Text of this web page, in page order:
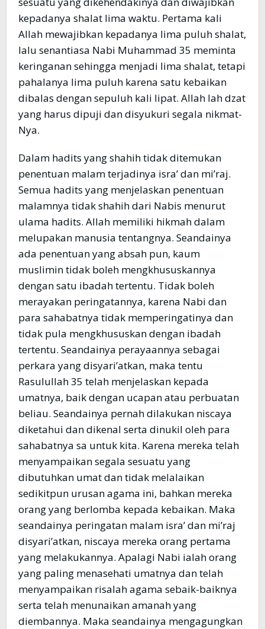
kepadanya shalat lima waktu. Pertama kali
Allah mewajibkan kepadanya lima puluh shalat,
lalu senantiasa Nabi Muhammad 35 meminta
keringanan sehingga menjadi lima shalat, tetapi
pahalanya lima puluh karena satu kebaikan
dibalas dengan sepuluh kali lipat. Allah lah dzat
yang harus dipuji dan disyukuri segala nikmat-
Nya.
Dalam hadits yang shahih tidak ditemukan
penentuan malam terjadinya isra’ dan mi’raj.
Semua hadits yang menjelaskan penentuan
malamnya tidak shahih dari Nabis menurut
ulama hadits. Allah memiliki hikmah dalam
melupakan manusia tentangnya. Seandainya
ada penentuan yang absah pun, kaum
muslimin tidak boleh mengkhususkannya
dengan satu ibadah tertentu. Tidak boleh
merayakan peringatannya, karena Nabi dan
para sahabatnya tidak memperingatinya dan
tidak pula mengkhususkan dengan ibadah
tertentu. Seandainya perayaannya sebagai
perkara yang disyari’atkan, maka tentu
Rasulullah 35 telah menjelaskan kepada
umatnya, baik dengan ucapan atau perbuatan
beliau. Seandainya pernah dilakukan niscaya
diketahui dan dikenal serta dinukil oleh para
sahabatnya sa untuk kita. Karena mereka telah
menyampaikan segala sesuatu yang
dibutuhkan umat dan tidak melalaikan
sedikitpun urusan agama ini, bahkan mereka
orang yang berlomba kepada kebaikan. Maka
seandainya peringatan malam isra’ dan mi’raj
disyari’atkan, niscaya mereka orang pertama
yang melakukannya. Apalagi Nabi ialah orang
yang paling menasehati umatnya dan telah
menyampaikan risalah agama sebaik-baiknya
serta telah menunaikan amanah yang
diembannya. Maka seandainya mengagungkan